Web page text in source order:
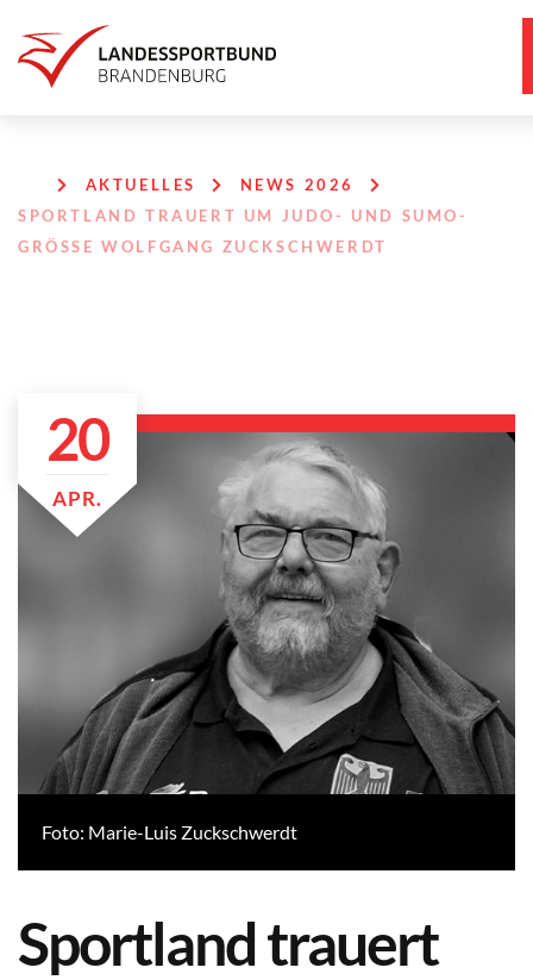
AKTUELLES
NEWS 2026
SPORTLAND TRAUERT UM JUDO- UND SUMO-
GRÖSSE WOLFGANG ZUCKSCHWERDT
20
APR.
Foto: Marie-Luis Zuckschwerdt
Sportland trauert